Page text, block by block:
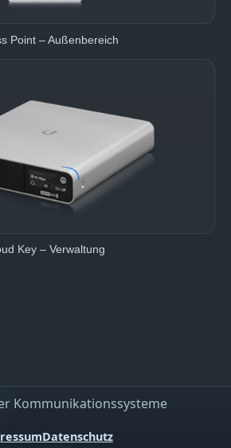
Point – Außenbereich
Key – Verwaltung
Kommunikationssysteme
Datenschutz